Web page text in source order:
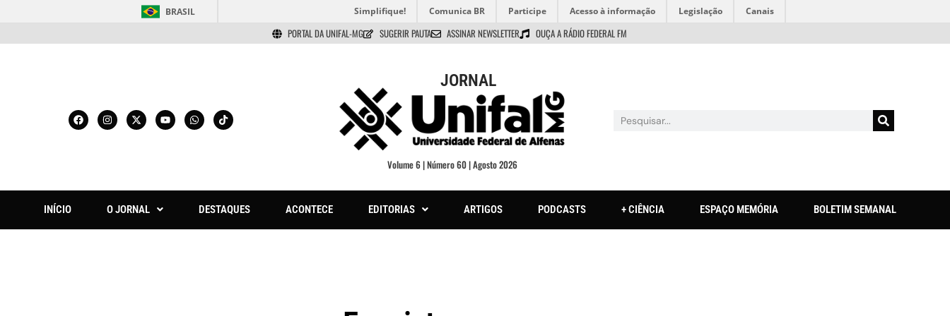
BRASIL Simplifique! Comunica BR Participe Acesso à informação Legislação Canais
PORTAL DA UNIFAL-MG SUGERIR PAUTA ASSINAR NEWSLETTER OUÇA A RÁDIO FEDERAL FM
JORNAL
Volume 6 | Número 60 | Agosto 2026
INÍCIO O JORNAL DESTAQUES ACONTECE EDITORIAS ARTIGOS PODCASTS + CIÊNCIA ESPAÇO MEMÓRIA BOLETIM SEMANAL